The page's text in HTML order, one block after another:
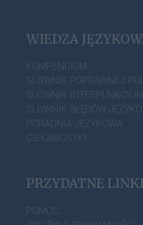
WIEDZA
KOMPENDIUM
SŁOWNIK POPRAWNEJ
SŁOWNIK
SŁOWNIK BŁĘDÓW
PORADNIA JĘZYKOWA
CIEKAWOSTKI
PRZYDATNE LINKI
POMOC